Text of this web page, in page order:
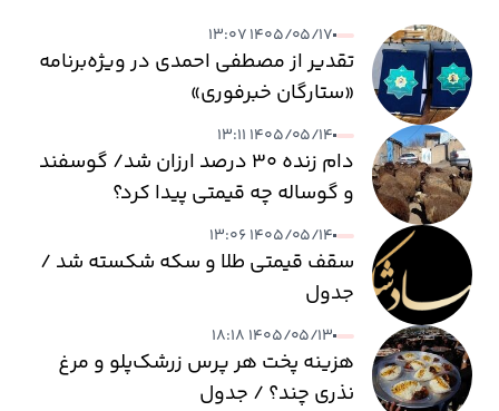
۱۴۰۵/۰۵/۱۷ ۱۳:۰۷
تقدیر از مصطفی احمدی در ویژه‌برنامه
«ستارگان خبرفوری»
۱۴۰۵/۰۵/۱۴ ۱۳:۱۱
دام زنده ۳۰ درصد ارزان شد/ گوسفند
و گوساله چه قیمتی پیدا کرد؟
۱۴۰۵/۰۵/۱۴ ۱۳:۰۶
سقف قیمتی طلا و سکه شکسته شد /
جدول
۱۴۰۵/۰۵/۱۳ ۱۸:۱۸
هزینه پخت هر پرس زرشک‌پلو و مرغ
نذری چند؟ / جدول